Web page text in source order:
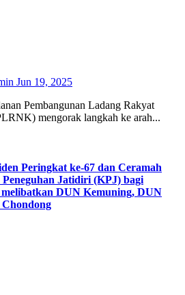
Jun 19, 2025
Pembangunan Ladang Rakyat
mengorak langkah ke arah...
Peringkat ke-67 dan Ceramah
Jatidiri (KPJ) bagi
DUN Kemuning, DUN